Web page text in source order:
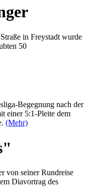
in Freystadt wurde
50
Begegnung nach der
einer 5:1-Pleite dem
(Mehr)
von seiner Rundreise
Diavortrag des